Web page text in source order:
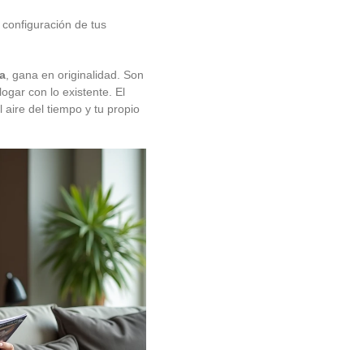
de tus
, gana en originalidad. Son
con lo existente. El
del tiempo y tu propio